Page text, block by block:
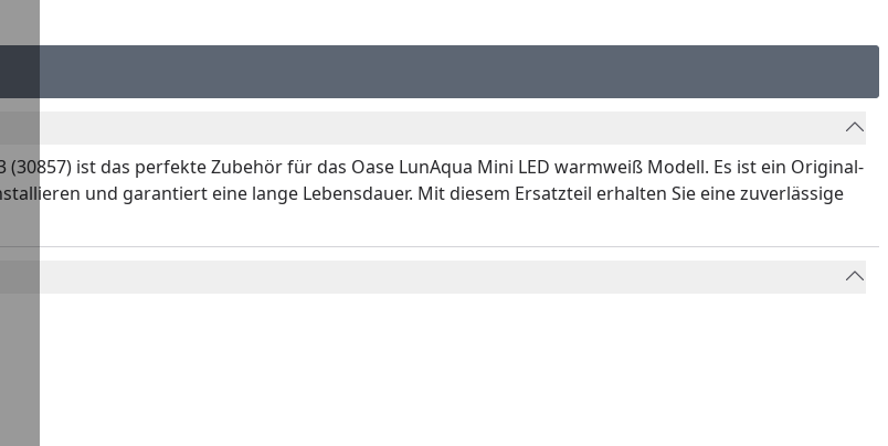
ist das perfekte Zubehör für das Oase LunAqua Mini LED warmweiß Modell. Es ist ein Original-
und garantiert eine lange Lebensdauer. Mit diesem Ersatzteil erhalten Sie eine zuverlässige